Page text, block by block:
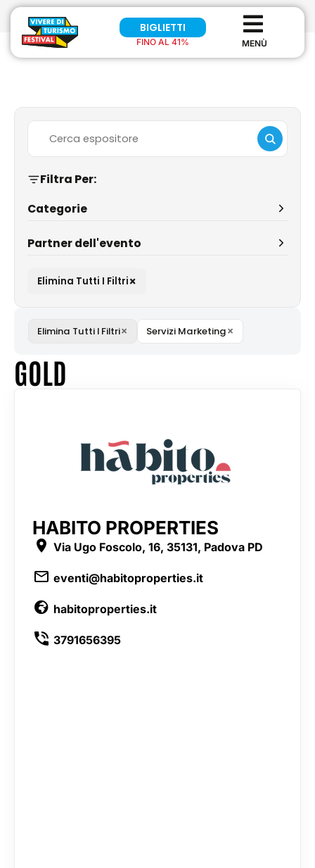
BIGLIETTI
FINO AL 41%
Filtra Per:
Categorie
Partner dell'evento
Elimina Tutti I Filtri×
Elimina Tutti I Filtri× Servizi Marketing×
GOLD
HABITO PROPERTIES
Via Ugo Foscolo, 16, 35131, Padova PD
eventi@habitoproperties.it
habitoproperties.it
3791656395